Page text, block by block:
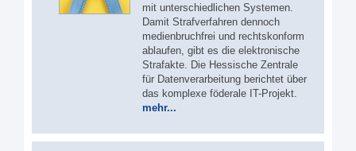
mit unterschiedlichen Systemen.
Damit Strafverfahren dennoch
medienbruchfrei und rechtskonform
ablaufen, gibt es die elektronische
Strafakte. Die Hessische Zentrale
für Datenverarbeitung berichtet über
das komplexe föderale IT-Projekt.
mehr...